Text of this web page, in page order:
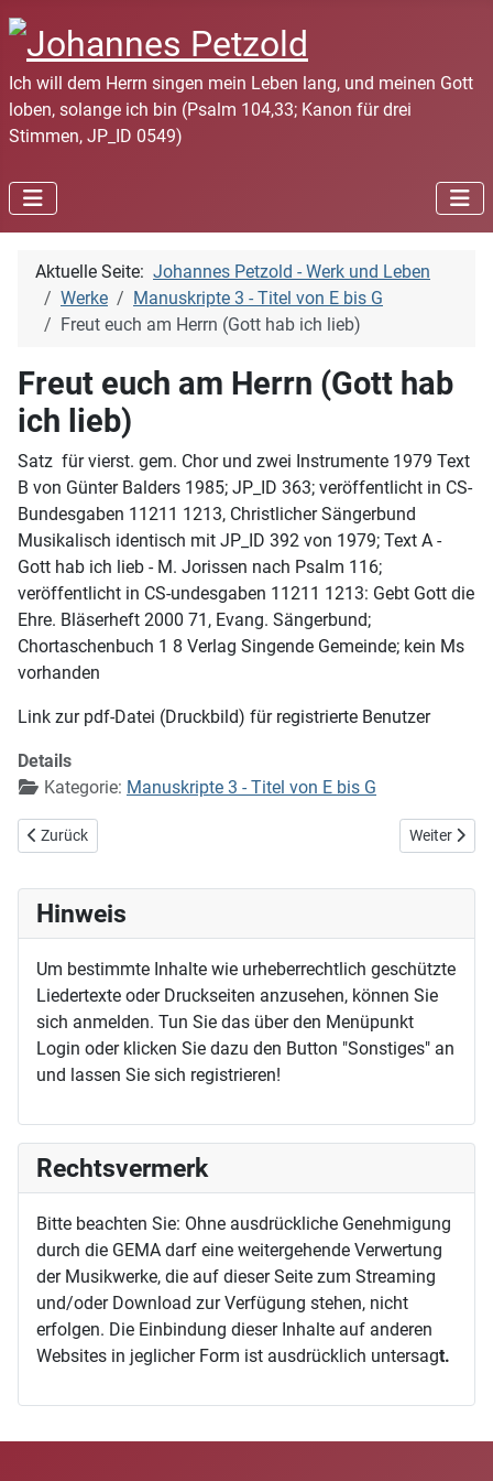
Ich will dem Herrn singen mein Leben lang, und meinen Gott
loben, solange ich bin (Psalm 104,33; Kanon für drei
Stimmen, JP_ID 0549)
Aktuelle Seite: Johannes Petzold - Werk und Leben
Werke
Manuskripte 3 - Titel von E bis G
Freut euch am Herrn (Gott hab ich lieb)
Freut euch am Herrn (Gott hab
ich lieb)
Satz für vierst. gem. Chor und zwei Instrumente 1979 Text
B von Günter Balders 1985; JP_ID 363; veröffentlicht in CS-
Bundesgaben 11211 1213, Christlicher Sängerbund
Musikalisch identisch mit JP_ID 392 von 1979; Text A -
Gott hab ich lieb - M. Jorissen nach Psalm 116;
veröffentlicht in CS-undesgaben 11211 1213: Gebt Gott die
Ehre. Bläserheft 2000 71, Evang. Sängerbund;
Chortaschenbuch 1 8 Verlag Singende Gemeinde; kein Ms
vorhanden
Link zur pdf-Datei (Druckbild) für registrierte Benutzer
Details
Kategorie: Manuskripte 3 - Titel von E bis G
Vorheriger Beitrag: Freuet euch, ihr Christen alle (EG 34)
Zurück Nächster
Weiter
Hinweis
Um bestimmte Inhalte wie urheberrechtlich geschützte
Liedertexte oder Druckseiten anzusehen, können Sie
sich anmelden. Tun Sie das über den Menüpunkt
Login oder klicken Sie dazu den Button "Sonstiges" an
und lassen Sie sich registrieren!
Rechtsvermerk
Bitte beachten Sie: Ohne ausdrückliche Genehmigung
durch die GEMA darf eine weitergehende Verwertung
der Musikwerke, die auf dieser Seite zum Streaming
und/oder Download zur Verfügung stehen, nicht
erfolgen. Die Einbindung dieser Inhalte auf anderen
Websites in jeglicher Form ist ausdrücklich untersagt.